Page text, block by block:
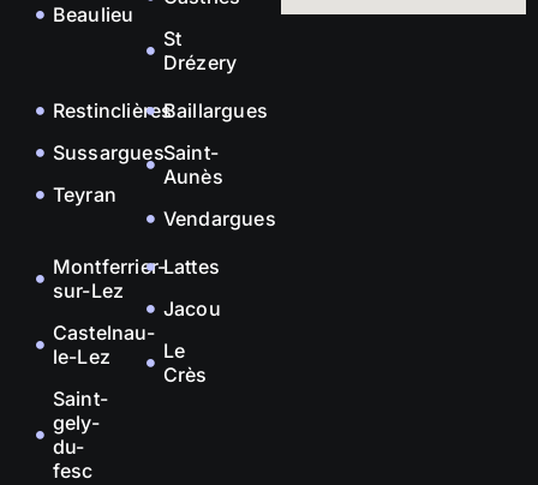
Beaulieu
St
Drézery
Restinclières
Sussargues
Teyran
Baillargues
Saint-
Aunès
Vendargues
Montferrier-
sur-Lez
Castelnau-
le-Lez
Saint-
gely-
du-
fesc
Lattes
Jacou
Le
Crès